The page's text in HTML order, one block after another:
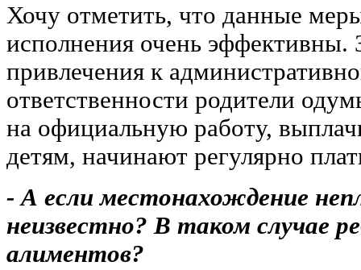
Хочу отметить, что данные
исполнения очень эффективны.
привлечения к
ответственности родители
на официальную работу,
детям, начинают регулярно
- А если местонахождение
неизвестно? В таком случае
алиментов?